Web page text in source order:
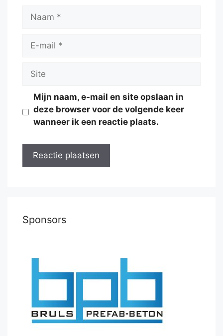
Naam
Site
Mijn naam, e-mail en site opslaan in
deze browser voor de volgende keer
wanneer ik een reactie plaats.
Sponsors